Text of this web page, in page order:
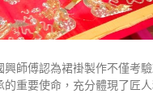
師傅認為裙褂製作不僅考
重要使命，充分體現了匠人